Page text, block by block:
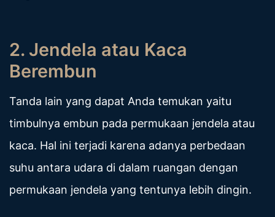
2. Jendela atau Kaca
Berembun
Tanda lain yang dapat Anda temukan yaitu
timbulnya embun pada permukaan jendela atau
kaca. Hal ini terjadi karena adanya perbedaan
suhu antara udara di dalam ruangan dengan
permukaan jendela yang tentunya lebih dingin.